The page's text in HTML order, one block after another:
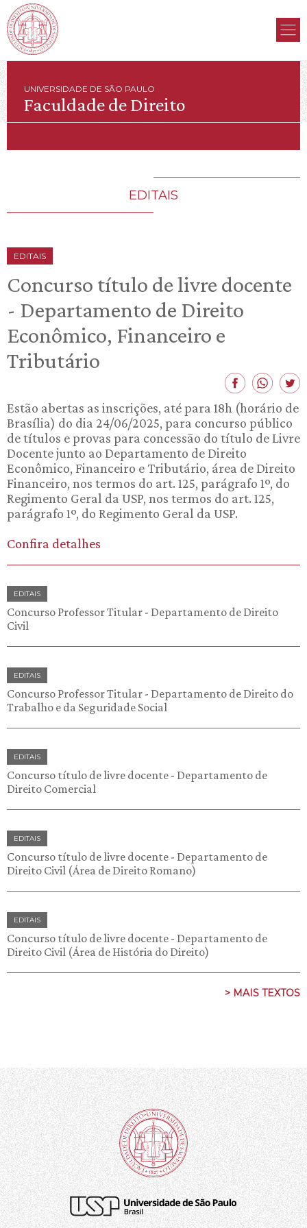
UNIVERSIDADE DE SÃO PAULO
Faculdade de Direito
EDITAIS
EDITAIS
Concurso título de livre docente
- Departamento de Direito
Econômico, Financeiro e
Tributário
Estão abertas as inscrições, até para 18h (horário de
Brasília) do dia 24/06/2025, para concurso público
de títulos e provas para concessão do título de Livre
Docente junto ao Departamento de Direito
Econômico, Financeiro e Tributário, área de Direito
Financeiro, nos termos do art. 125, parágrafo 1º, do
Regimento Geral da USP, nos termos do art. 125,
parágrafo 1º, do Regimento Geral da USP.
Confira detalhes
EDITAIS
Concurso Professor Titular - Departamento de Direito
Civil
EDITAIS
Concurso Professor Titular - Departamento de Direito do
Trabalho e da Seguridade Social
EDITAIS
Concurso título de livre docente - Departamento de
Direito Comercial
EDITAIS
Concurso título de livre docente - Departamento de
Direito Civil (Área de Direito Romano)
EDITAIS
Concurso título de livre docente - Departamento de
Direito Civil (Área de História do Direito)
> MAIS TEXTOS